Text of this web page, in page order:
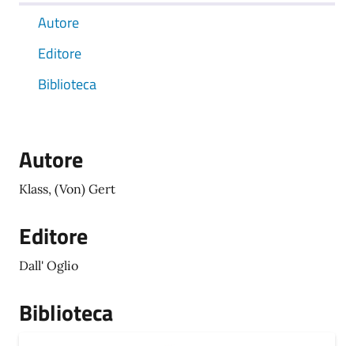
Autore
Editore
Biblioteca
Autore
Klass, (Von) Gert
Editore
Dall' Oglio
Biblioteca